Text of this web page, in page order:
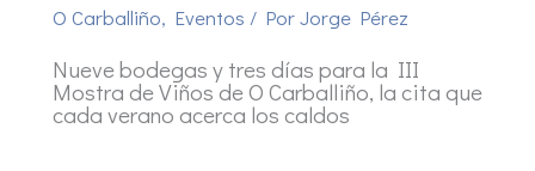
O Carballiño, Eventos / PorJorge Pérez
Nueve bodegas y tres días para la III
Mostra de Viños de O Carballiño, la cita que
cada verano acerca los caldos